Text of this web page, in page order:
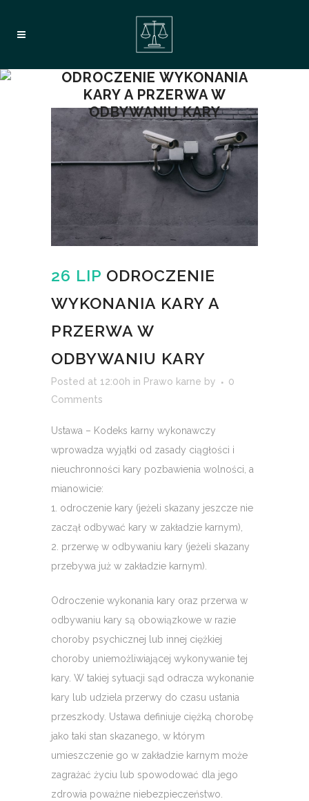
ODROCZENIE WYKONANIA
KARY A PRZERWA W
ODBYWANIU KARY
26 LIP ODROCZENIE
WYKONANIA KARY A
PRZERWA W
ODBYWANIU KARY
Posted at 12:00h in Prawo karne by
0
Comments
Ustawa – Kodeks karny wykonawczy
wprowadza wyjątki od zasady ciągłości i
nieuchronności kary pozbawienia wolności, a
mianowicie:
1. odroczenie kary (jeżeli skazany jeszcze nie
zaczął odbywać kary w zakładzie karnym),
2. przerwę w odbywaniu kary (jeżeli skazany
przebywa już w zakładzie karnym).
Odroczenie wykonania kary oraz przerwa w
odbywaniu kary są obowiązkowe w razie
choroby psychicznej lub innej ciężkiej
choroby uniemożliwiającej wykonywanie tej
kary. W takiej sytuacji sąd odracza wykonanie
kary lub udziela przerwy do czasu ustania
przeszkody. Ustawa definiuje ciężką chorobę
jako taki stan skazanego, w którym
umieszczenie go w zakładzie karnym może
zagrażać życiu lub spowodować dla jego
zdrowia poważne niebezpieczeństwo.